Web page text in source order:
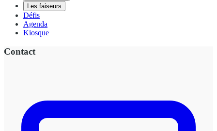
Les faiseurs
Défis
Agenda
Kiosque
Contact